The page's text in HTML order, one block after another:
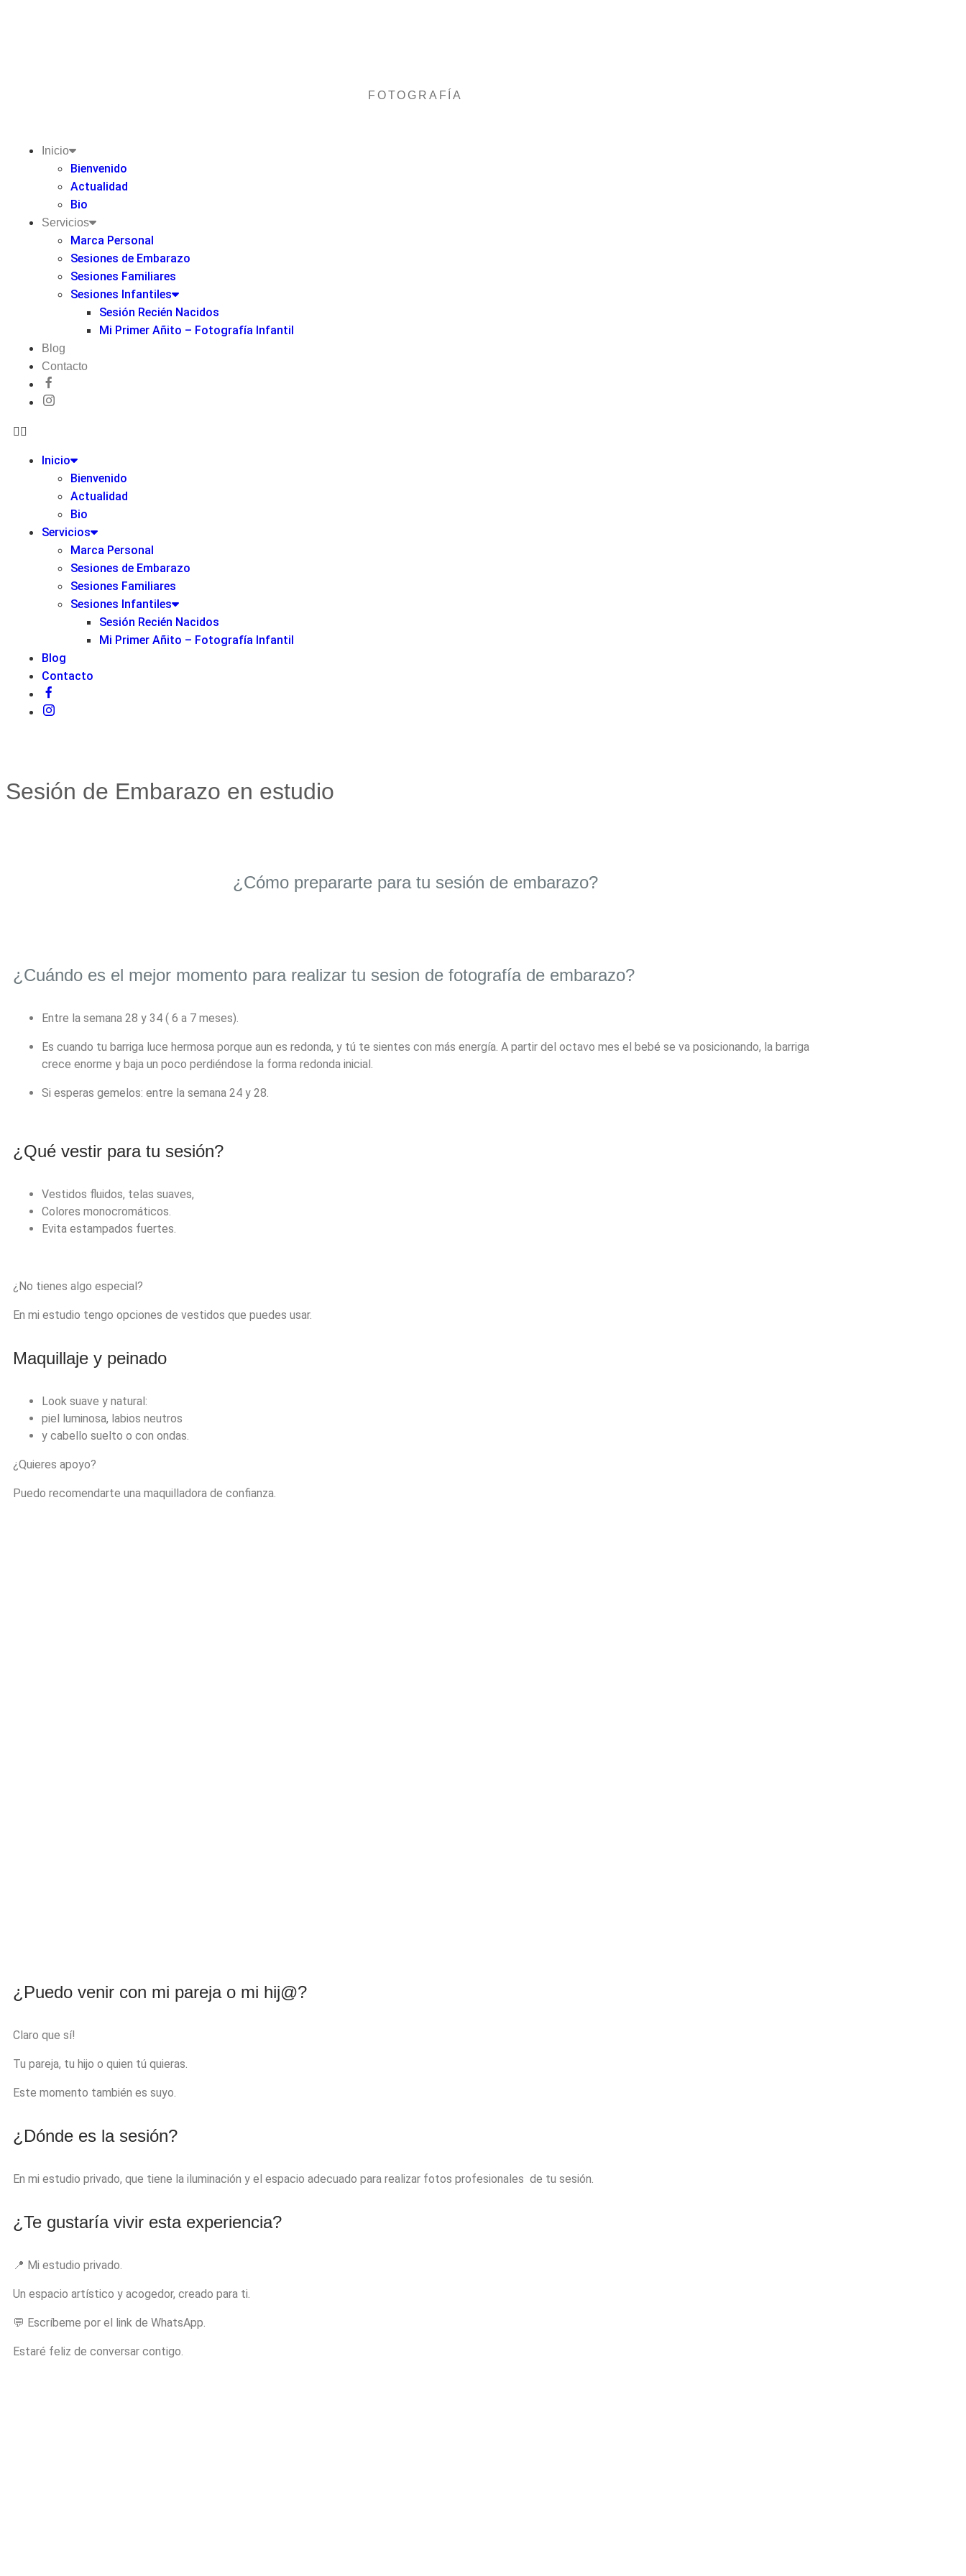
FOTOGRAFÍA
Inicio
Bienvenido
Actualidad
Bio
Servicios
Marca Personal
Sesiones de Embarazo
Sesiones Familiares
Sesiones Infantiles
Sesión Recién Nacidos
Mi Primer Añito – Fotografía Infantil
Blog
Contacto
Inicio
Bienvenido
Actualidad
Bio
Servicios
Marca Personal
Sesiones de Embarazo
Sesiones Familiares
Sesiones Infantiles
Sesión Recién Nacidos
Mi Primer Añito – Fotografía Infantil
Blog
Contacto
Sesión de Embarazo en estudio
¿Cómo prepararte para tu sesión de embarazo?
¿Cuándo es el mejor momento para realizar tu sesion de fotografía de embarazo?
Entre la semana 28 y 34 ( 6 a 7 meses).
Es cuando tu barriga luce hermosa porque aun es redonda, y tú te sientes con más energía. A partir del octavo mes el bebé se va posicionando, la barriga
crece enorme y baja un poco perdiéndose la forma redonda inicial.
Si esperas gemelos: entre la semana 24 y 28.
¿Qué vestir para tu sesión?
Vestidos fluidos, telas suaves,
Colores monocromáticos.
Evita estampados fuertes.
¿No tienes algo especial?
En mi estudio tengo opciones de vestidos que puedes usar.
Maquillaje y peinado
Look suave y natural:
piel luminosa, labios neutros
y cabello suelto o con ondas.
¿Quieres apoyo?
Puedo recomendarte una maquilladora de confianza.
¿Puedo venir con mi pareja o mi hij@?
Claro que sí!
Tu pareja, tu hijo o quien tú quieras.
Este momento también es suyo.
¿Dónde es la sesión?
En mi estudio privado, que tiene la iluminación y el espacio adecuado para realizar fotos profesionales de tu sesión.
¿Te gustaría vivir esta experiencia?
📍 Mi estudio privado.
Un espacio artístico y acogedor, creado para ti.
💬 Escríbeme por el link de WhatsApp.
Estaré feliz de conversar contigo.